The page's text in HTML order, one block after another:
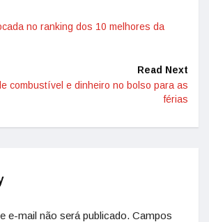
no ranking dos 10 melhores da
Read Next
combustível e dinheiro no bolso para as
férias
e-mail não será publicado. Campos